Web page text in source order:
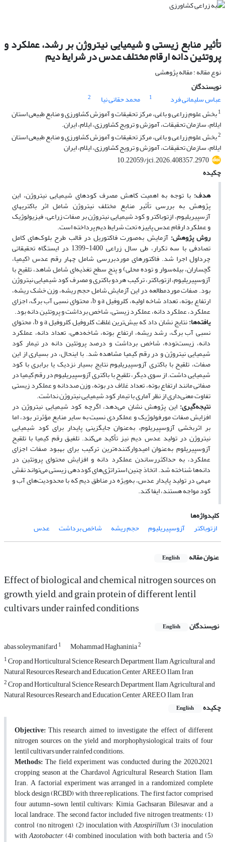
تأثیر منابع زیستی و شیمیایی نیتروژن بر رشد، عملکرد و
پروتئین دانه ارقام مختلف عدس در شرایط دیم
نوع مقاله : مقاله پژوهشی
نویسندگان
عباس سلیمانی فرد
1 محمد حقانی نیا
2
1بخش علوم زراعی و باغی، مرکز تحقیقات و آموزش کشاورزی و منابع طبیعی استان
ایلام، سازمان تحقیقات، آموزش و ترویج کشاورزی، ایلام، ایران.
2بخش علوم زراعی و باغی، مرکز تحقیقات و آموزش کشاورزی و منابع طبیعی استان
ایلام، سازمان تحقیقات، آموزش و ترویج کشاورزی، ایلام، ایران
10.22059/jci.2026.408357.2970
چکیده
هدف: با توجه به اهمیت کاهش مصرف کودهای شیمیایی نیتروژن، این
پژوهش به بررسی تأثیر منابع مختلف نیتروژن شامل اثر باکتری­های
آزسپیریلیوم، ازتوباکتر و کود شیمیایی نیتروژن بر صفات زراعی، فیزیولوژیک
و عملکرد ارقام عدس پاییزه تحت شرایط دیم پرداخته است.
روش پژوهش: آزمایش به‌صورت فاکتوریل در قالب طرح بلوک‌های کامل
تصادفی با سه تکرار، طی سال زراعی 1400-1399 در ایستگاه تحقیقاتی
چرداول اجرا شد. فاکتورهای موردبررسی شامل چهار رقم عدس (کیمیا،
گچساران، بیله‌سوار و توده محلی) و پنج سطح تغذیه‌ای شامل شاهد، تلقیح با
آزوسپیریلیوم، ازتوباکتر، ترکیب هردو باکتری و مصرف کود شیمیایی نیتروژن
بود. صفات موردمطالعه در این آزمایش شامل حجم ریشه، وزن خشک ریشه،
ارتفاع بوته، تعداد شاخه اولیه، کلروفیل a و b، محتوای نسبی آب برگ، اجزای
عملکرد، عملکرد دانه، عملکرد زیستی، شاخص برداشت و پروتئین دانه بود.
یافته‌ها: نتایج نشان داد که بیش‌ترین غلظت کلروفیل کلروفیل a و b، محتوای
نسبی آب برگ، رشد ریشه، ارتفاع بوته، شاخه‌دهی، تعداد دانه، عملکرد
دانه، زیست‌توده، شاخص برداشت و درصد پروتئین دانه در تیمار کود
شیمیایی نیتروژن و در رقم کیمیا مشاهده شد. با این­حال، در بسیاری از این
صفات، تلقیح با باکتری آزوسپیریلیوم نتایج بسیار نزدیک یا برابری با کود
شیمیایی داشت. از سوی دیگر، تلقیح با باکتری آزوسپیریلیوم در رقم کیمیا در
صفاتی مانند ارتفاع بوته، تعداد غلاف در بوته، وزن صددانه و عملکرد زیستی
تفاوت معنی‌داری از نظر آماری با تیمار کود شیمیایی نیتروژن نداشت.
نتیجه‌گیری: این پژوهش نشان می‌دهد، اگرچه کود شیمیایی نیتروژن در
افزایش صفات مورفولوژیک و عملکردی نسبت به سایر منابع مؤثرتر بود، اما
بر اثربخشی آزوسپیریلوم، به‌عنوان جایگزینی پایدار برای کود شیمیایی
نیتروژن در تولید عدس دیم نیز تأکید می‌کند. تلفیق رقم کیمیا با تلقیح
آزوسپیریلوم به‌عنوان امیدوارکننده‌ترین ترکیب برای بهبود صفات اجزای
عملکرد، به حداکثررساندن عملکرد دانه و افزایش محتوای پروتئین در
دانه‌ها شناخته شد. اتخاذ چنین استراتژی‌های کوددهی زیستی می‌تواند نقش
مهمی در تولید پایدار عدس، به‌ویژه در مناطق دیم که با محدودیت‌های آب و
کود مواجه هستند، ایفا کند.
کلیدواژه‌ها
ازتوباکتر
آزوسپیریلیوم حجم ریشه شاخص برداشت عدس
عنوان مقاله English
Effect of biological and chemical nitrogen sources on
growth, yield, and grain protein of different lentil
cultivars under rainfed conditions
نویسندگان English
abas soleymanifard1 Mohammad Haghaninia2
1Crop and Horticultural Science Research Department, Ilam Agricultural and
Natural Resources Research and Education Center, AREEO, Ilam, Iran
2Crop and Horticultural Science Research Department, Ilam Agricultural and
Natural Resources Research and Education Center, AREEO, Ilam, Iran
چکیده
English
Objective:This research aimed to investigate the effect of different
nitrogen sources on the yield and morphophysiological traits of four
lentil cultivars under rainfed conditions.
Methods:The field experiment was conducted during the 2020–2021
cropping season at the Chardavol Agricultural Research Station, Ilam,
Iran. A factorial experiment was arranged in a randomized complete
block design (RCBD) with three replications. The first factor comprised
four autumn-sown lentil cultivars: Kimia, Gachsaran, Bilesavar, and a
local landrace. The second factor included five nitrogen treatments: (1)
control (no nitrogen), (2) inoculation withAzospirillum, (3) inoculation
withAzotobacter, (4) combined inoculation with both bacteria, and (5)